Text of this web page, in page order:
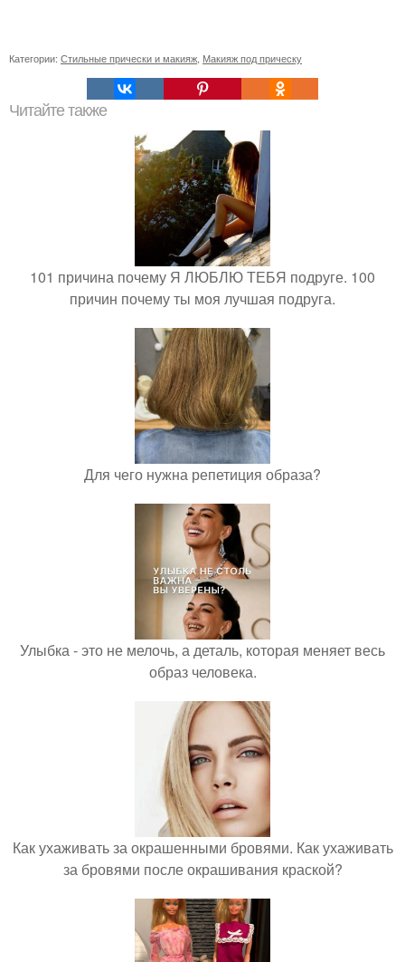
Категории: Стильные прически и макияж Макияж под прическу
Читайте также
101 причина почему Я ЛЮБЛЮ ТЕБЯ подруге. 100
причин почему ты моя лучшая подруга.
Для чего нужна репетиция образа?
Улыбка - это не мелочь, а деталь, которая меняет весь
образ человека.
Как ухаживать за окрашенными бровями. Как ухаживать
за бровями после окрашивания краской?